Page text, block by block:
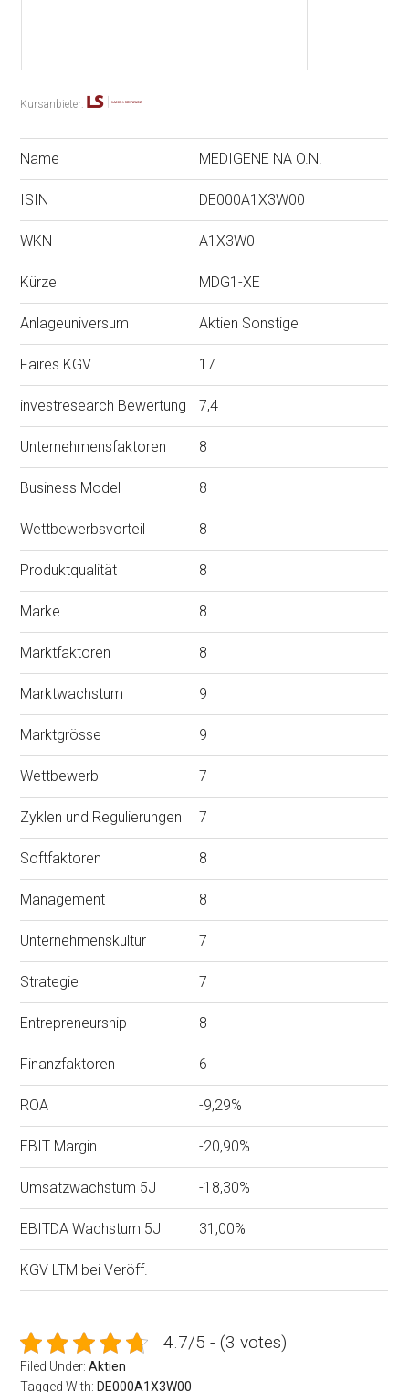
Kursanbieter:
Name MEDIGENE NA O.N.
ISIN DE000A1X3W00
WKN A1X3W0
Kürzel MDG1-XE
Anlageuniversum Aktien Sonstige
Faires KGV 17
investresearch Bewertung 7,4
Unternehmensfaktoren 8
Business Model 8
Wettbewerbsvorteil 8
Produktqualität 8
Marke 8
Marktfaktoren 8
Marktwachstum 9
Marktgrösse 9
Wettbewerb 7
Zyklen und Regulierungen 7
Softfaktoren 8
Management 8
Unternehmenskultur 7
Strategie 7
Entrepreneurship 8
Finanzfaktoren 6
ROA -9,29%
EBIT Margin -20,90%
Umsatzwachstum 5J -18,30%
EBITDA Wachstum 5J 31,00%
KGV LTM bei Veröff.
4.7/5 - (3 votes)
Filed Under:Aktien
Tagged With: DE000A1X3W00